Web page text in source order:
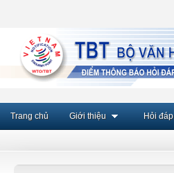
Trang chủ Giới thiệu Hỏi đáp